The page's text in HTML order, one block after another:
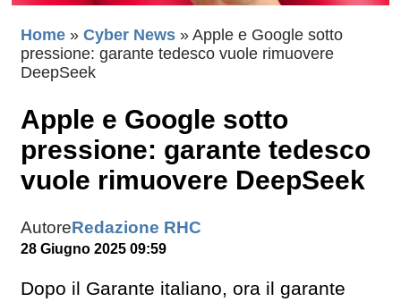
Home » Cyber News » Apple e Google sotto
pressione: garante tedesco vuole rimuovere
DeepSeek
Apple e Google sotto
pressione: garante tedesco
vuole rimuovere DeepSeek
AutoreRedazione RHC
28 Giugno 2025 09:59
Dopo il Garante italiano, ora il garante